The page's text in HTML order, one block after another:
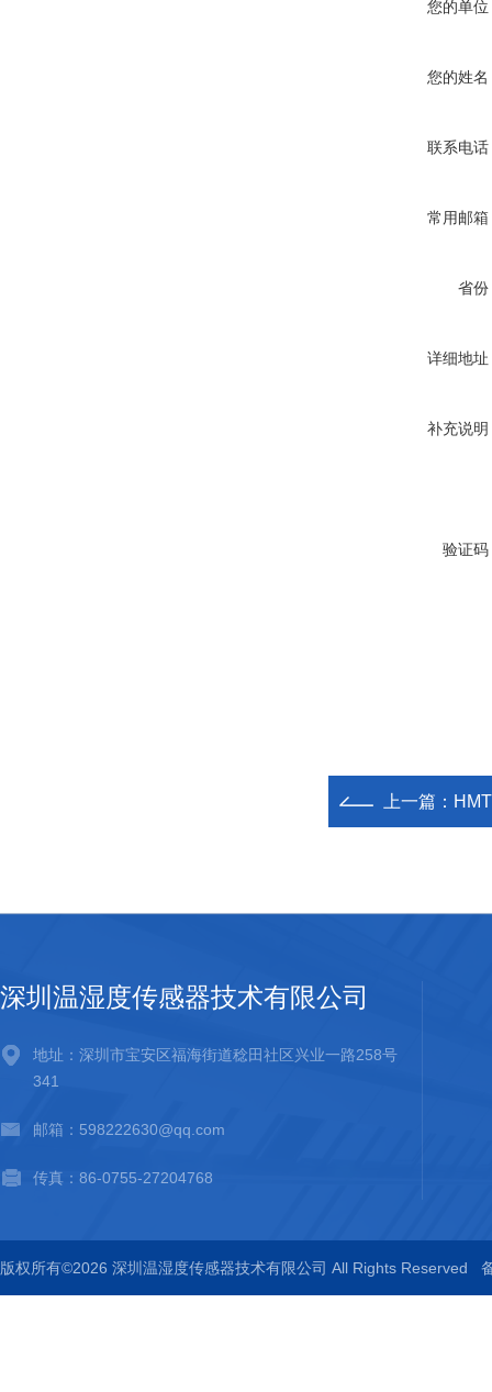
您的单位
您的姓名
联系电话
常用邮箱
省份
详细地址
补充说明
验证码
上一篇：
深圳温湿度传感器技术有限公司
地址：深圳市宝安区福海街道稔田社区兴业一路258号
341
邮箱：598222630@qq.com
传真：86-0755-27204768
版权所有©2026 深圳温湿度传感器技术有限公司 All Rights Reserved